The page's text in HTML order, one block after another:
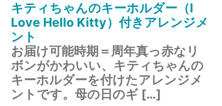
キティちゃんのキーホルダー（I
Love Hello Kitty）付きアレンジメ
ント
お届け可能時期＝周年真っ赤なリ
ボンがかわいい、キティちゃんの
キーホルダーを付けたアレンジメ
ントです。母の日のギ […]